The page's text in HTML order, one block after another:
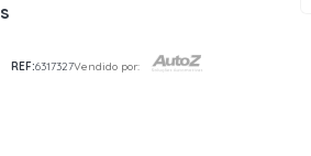
REF:6317327Vendido por: